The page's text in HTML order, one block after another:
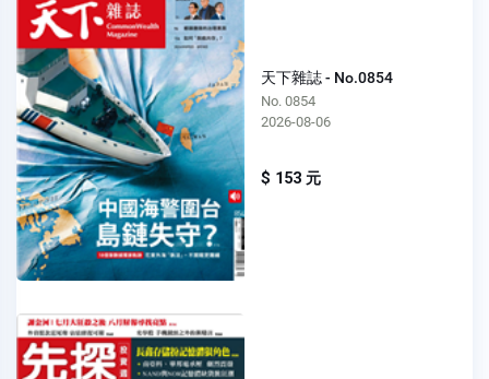
天下雜誌 - No.0854
No. 0854
2026-08-06
$ 153 元